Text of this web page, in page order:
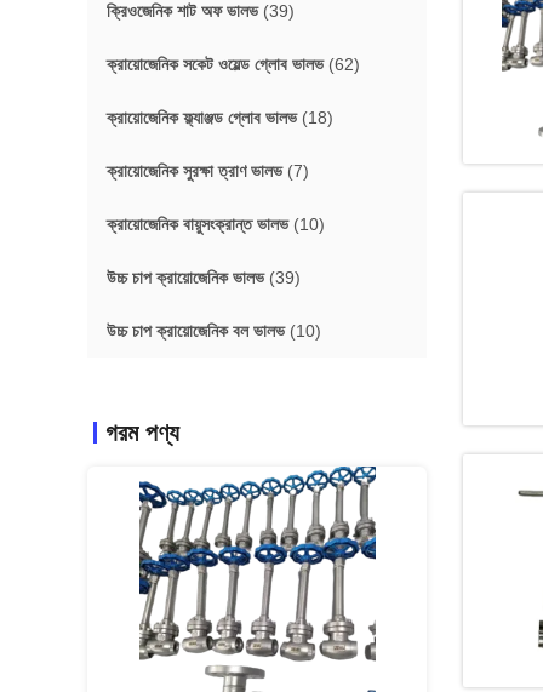
ক্রিওজেনিক শাট অফ ভালভ(39)
ক্রায়োজেনিক সকেট ওয়েল্ড গ্লোব ভালভ(62)
ক্রায়োজেনিক ফ্ল্যাঞ্জড গ্লোব ভালভ(18)
ক্রায়োজেনিক সুরক্ষা ত্রাণ ভালভ(7)
ক্রায়োজেনিক বায়ুসংক্রান্ত ভালভ(10)
উচ্চ চাপ ক্রায়োজেনিক ভালভ(39)
উচ্চ চাপ ক্রায়োজেনিক বল ভালভ(10)
গরম পণ্য